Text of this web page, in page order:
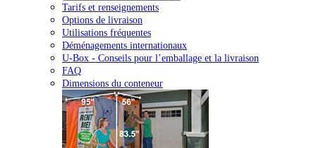
Tarifs et renseignements
Options de livraison
Utilisations fréquentes
Déménagements internationaux
U-Box - Conseils pour l’emballage et la livraison
FAQ
Dimensions du conteneur